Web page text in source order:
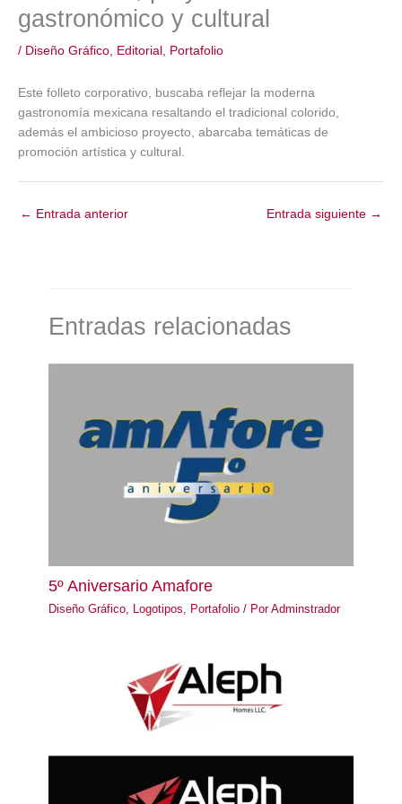
gastronómico y cultural
/ Diseño Gráfico Editorial Portafolio
Este folleto corporativo, buscaba reflejar la moderna
gastronomía mexicana resaltando el tradicional colorido,
además el ambicioso proyecto, abarcaba temáticas de
promoción artística y cultural.
← Entrada anterior Entrada siguiente →
Entradas relacionadas
5º Aniversario Amafore
Diseño Gráfico Logotipos Portafolio / PorAdminstrador